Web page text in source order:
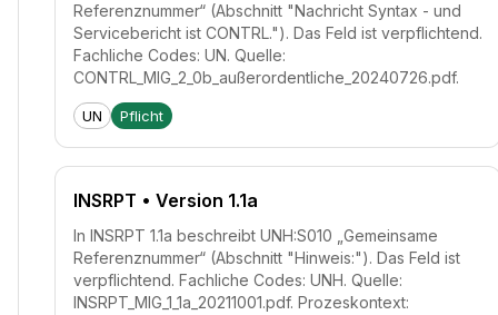
Referenznummer“ (Abschnitt "Nachricht Syntax - und
Servicebericht ist CONTRL."). Das Feld ist verpflichtend.
Fachliche Codes: UN. Quelle:
CONTRL_MIG_2_0b_außerordentliche_20240726.pdf.
UN Pflicht
INSRPT • Version 1.1a
In INSRPT 1.1a beschreibt UNH:S010 „Gemeinsame
Referenznummer“ (Abschnitt "Hinweis:"). Das Feld ist
verpflichtend. Fachliche Codes: UNH. Quelle:
INSRPT_MIG_1_1a_20211001.pdf. Prozeskontext: